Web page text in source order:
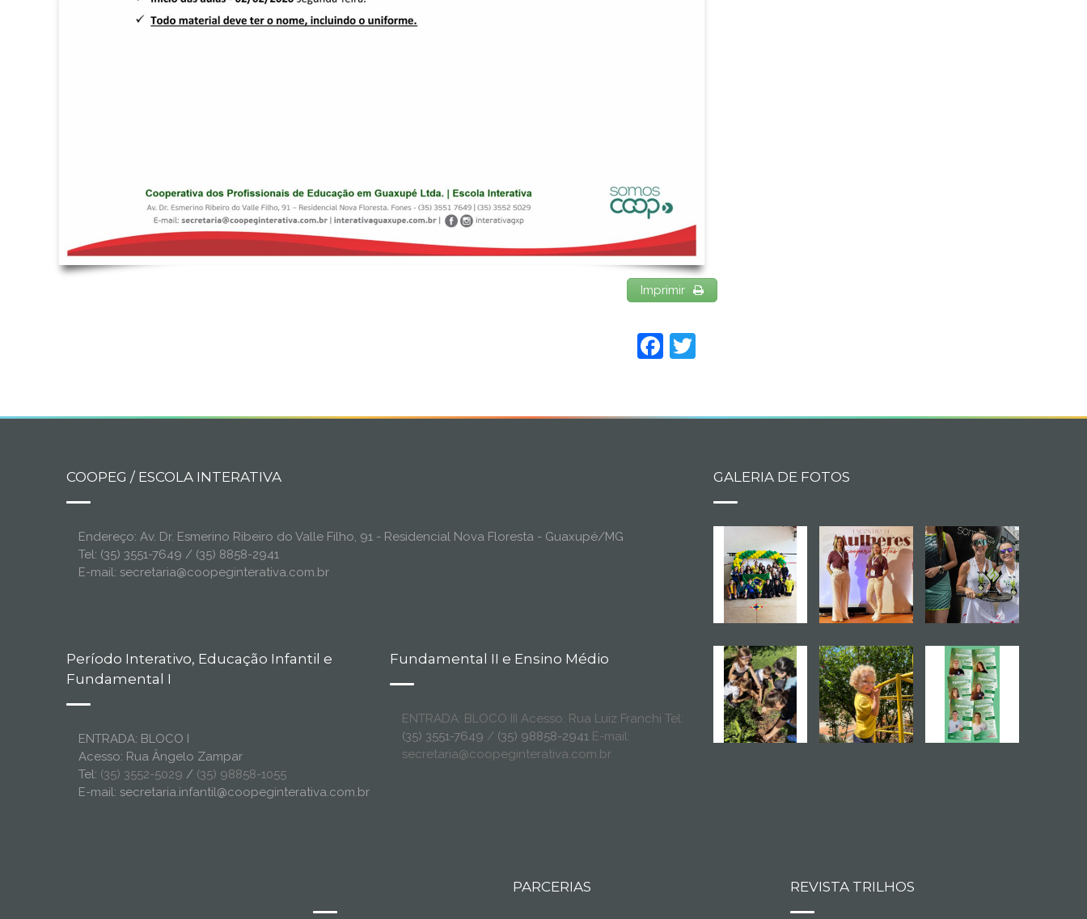
Imprimir
Facebook
Twitter
COOPEG / ESCOLA INTERATIVA
Endereço: Av. Dr. Esmerino Ribeiro do Valle Filho, 91 - Residencial Nova Floresta - Guaxupé/MG
Tel: (35) 3551-7649 / (35) 8858-2941
E-mail: secretaria@coopeginterativa.com.br
Período Interativo, Educação Infantil e
Fundamental I
ENTRADA: BLOCO I
Acesso: Rua Ângelo Zampar
Tel: (35) 3552-5029 / (35) 98858-1055
E-mail: secretaria.infantil@coopeginterativa.com.br
Fundamental II e Ensino Médio
ENTRADA: BLOCO III Acesso: Rua Luiz Franchi Tel:
(35) 3551-7649 / (35) 98858-2941E-mail:
secretaria@coopeginterativa.com.br
GALERIA DE FOTOS
PARCERIAS REVISTA TRILHOS